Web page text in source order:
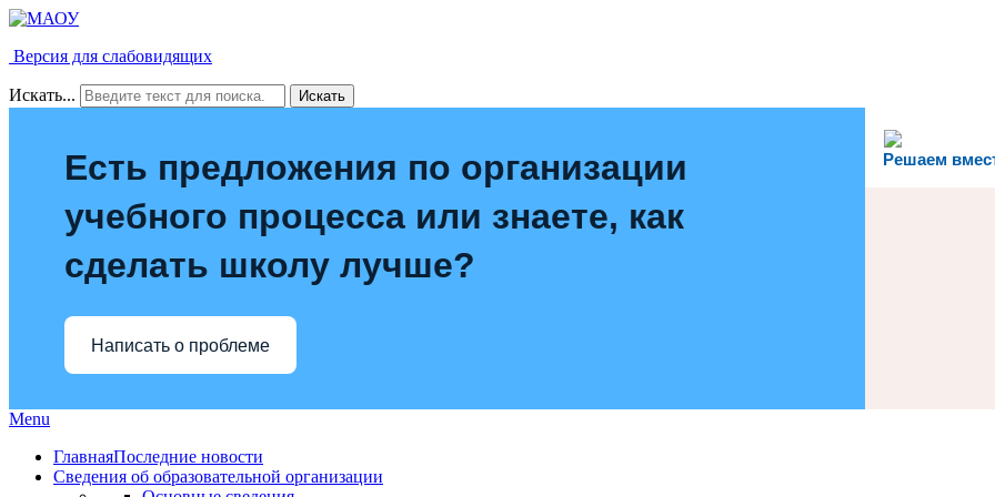
Версия для слабовидящих
Искать... Искать
Решаем
Есть предложения по организации
учебного процесса или знаете, как
сделать школу лучше?
Написать о проблеме
Menu
ГлавнаяПоследние новости
Сведения об образовательной организации